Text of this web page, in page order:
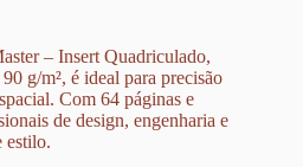
– Insert Quadriculado,
g/m², é ideal para precisão
Com 64 páginas e
de design, engenharia e
estilo.